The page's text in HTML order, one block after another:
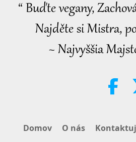
“ Buďte vegany,
Najděte si Mistra,
~ Najvyššia
Domov O nás